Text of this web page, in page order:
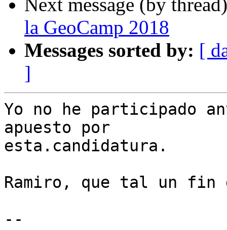
Next message (by
la GeoCamp 2018
Messages sorted by: [
]
Yo no he participado
apuesto por
esta.candidatura.
Ramiro, que tal un fin
--